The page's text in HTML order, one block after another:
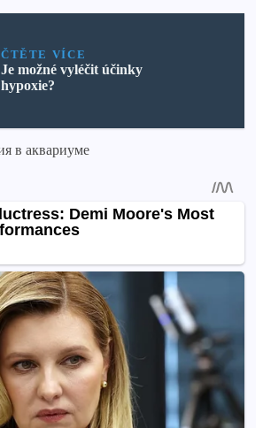
ČTĚTE VÍCE
Je možné vyléčit účinky
hypoxie?